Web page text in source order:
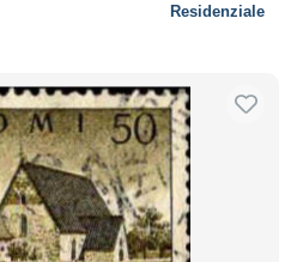
Residenziale